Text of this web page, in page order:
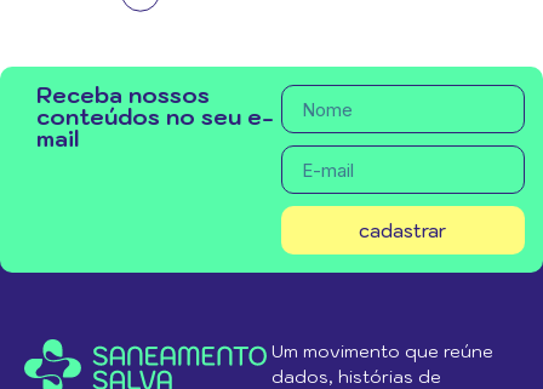
Receba nossos
conteúdos no seu e-
mail
cadastrar
Um movimento que reúne
dados, histórias de